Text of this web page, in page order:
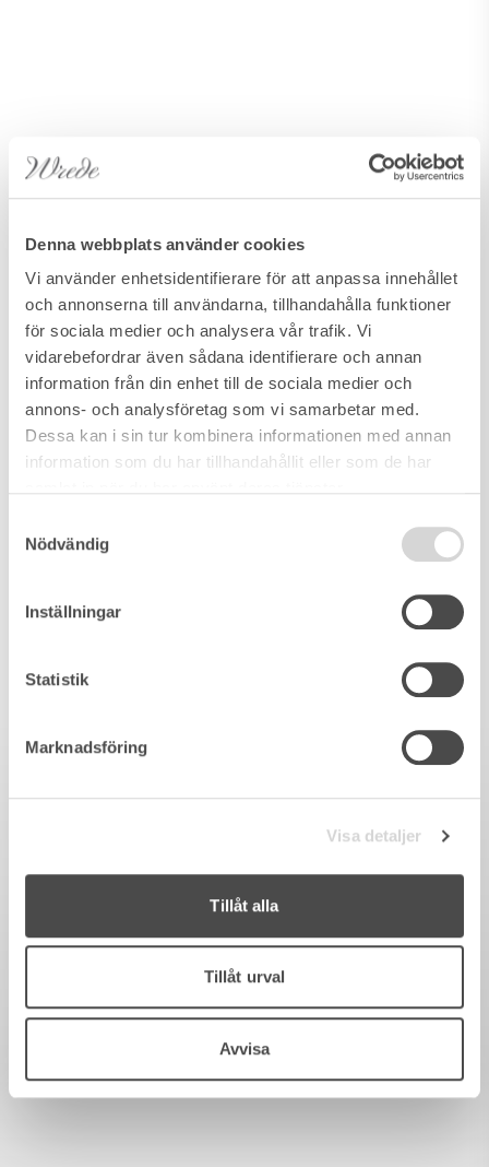
Denna webbplats använder cookies
Vi använder enhetsidentifierare för att anpassa innehållet
och annonserna till användarna, tillhandahålla funktioner
för sociala medier och analysera vår trafik. Vi
vidarebefordrar även sådana identifierare och annan
information från din enhet till de sociala medier och
annons- och analysföretag som vi samarbetar med.
Dessa kan i sin tur kombinera informationen med annan
information som du har tillhandahållit eller som de har
Nödvändig
Inställningar
Statistik
Marknadsföring
Visa detaljer
Tillåt alla
Tillåt urval
Avvisa